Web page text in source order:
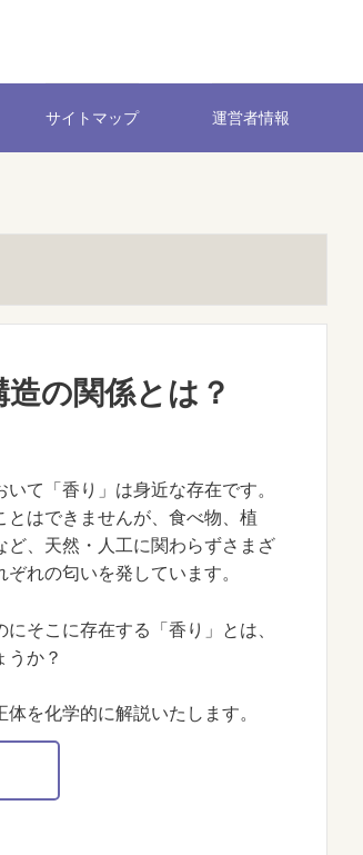
サイトマップ 運営者情報
の関係とは？
て「香り」は身近な存在です。
とはできませんが、食べ物、植
ど、天然・人工に関わらずさまざ
ぞれの匂いを発しています。
にそこに存在する「香り」とは、
うか？
を化学的に解説いたします。